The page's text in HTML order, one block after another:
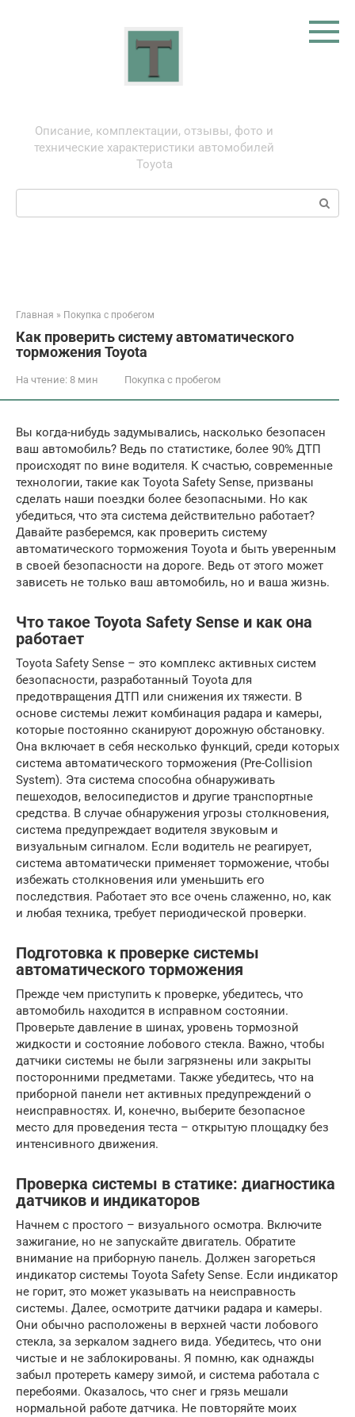
Описание, комплектации, отзывы, фото и
технические характеристики автомобилей
Toyota
Поиск:
Главная » Покупка с пробегом
Как проверить систему автоматического
торможения Toyota
На чтение: 8 мин Покупка с пробегом
Вы когда-нибудь задумывались, насколько безопасен
ваш автомобиль? Ведь по статистике, более 90% ДТП
происходят по вине водителя. К счастью, современные
технологии, такие как Toyota Safety Sense, призваны
сделать наши поездки более безопасными. Но как
убедиться, что эта система действительно работает?
Давайте разберемся, как проверить систему
автоматического торможения Toyota и быть уверенным
в своей безопасности на дороге. Ведь от этого может
зависеть не только ваш автомобиль, но и ваша жизнь.
Что такое Toyota Safety Sense и как она
работает
Toyota Safety Sense – это комплекс активных систем
безопасности, разработанный Toyota для
предотвращения ДТП или снижения их тяжести. В
основе системы лежит комбинация радара и камеры,
которые постоянно сканируют дорожную обстановку.
Она включает в себя несколько функций, среди которых
система автоматического торможения (Pre-Collision
System). Эта система способна обнаруживать
пешеходов, велосипедистов и другие транспортные
средства. В случае обнаружения угрозы столкновения,
система предупреждает водителя звуковым и
визуальным сигналом. Если водитель не реагирует,
система автоматически применяет торможение, чтобы
избежать столкновения или уменьшить его
последствия. Работает это все очень слаженно, но, как
и любая техника, требует периодической проверки.
Подготовка к проверке системы
автоматического торможения
Прежде чем приступить к проверке, убедитесь, что
автомобиль находится в исправном состоянии.
Проверьте давление в шинах, уровень тормозной
жидкости и состояние лобового стекла. Важно, чтобы
датчики системы не были загрязнены или закрыты
посторонними предметами. Также убедитесь, что на
приборной панели нет активных предупреждений о
неисправностях. И, конечно, выберите безопасное
место для проведения теста – открытую площадку без
интенсивного движения.
Проверка системы в статике: диагностика
датчиков и индикаторов
Начнем с простого – визуального осмотра. Включите
зажигание, но не запускайте двигатель. Обратите
внимание на приборную панель. Должен загореться
индикатор системы Toyota Safety Sense. Если индикатор
не горит, это может указывать на неисправность
системы. Далее, осмотрите датчики радара и камеры.
Они обычно расположены в верхней части лобового
стекла, за зеркалом заднего вида. Убедитесь, что они
чистые и не заблокированы. Я помню, как однажды
забыл протереть камеру зимой, и система работала с
перебоями. Оказалось, что снег и грязь мешали
нормальной работе датчика. Не повторяйте моих